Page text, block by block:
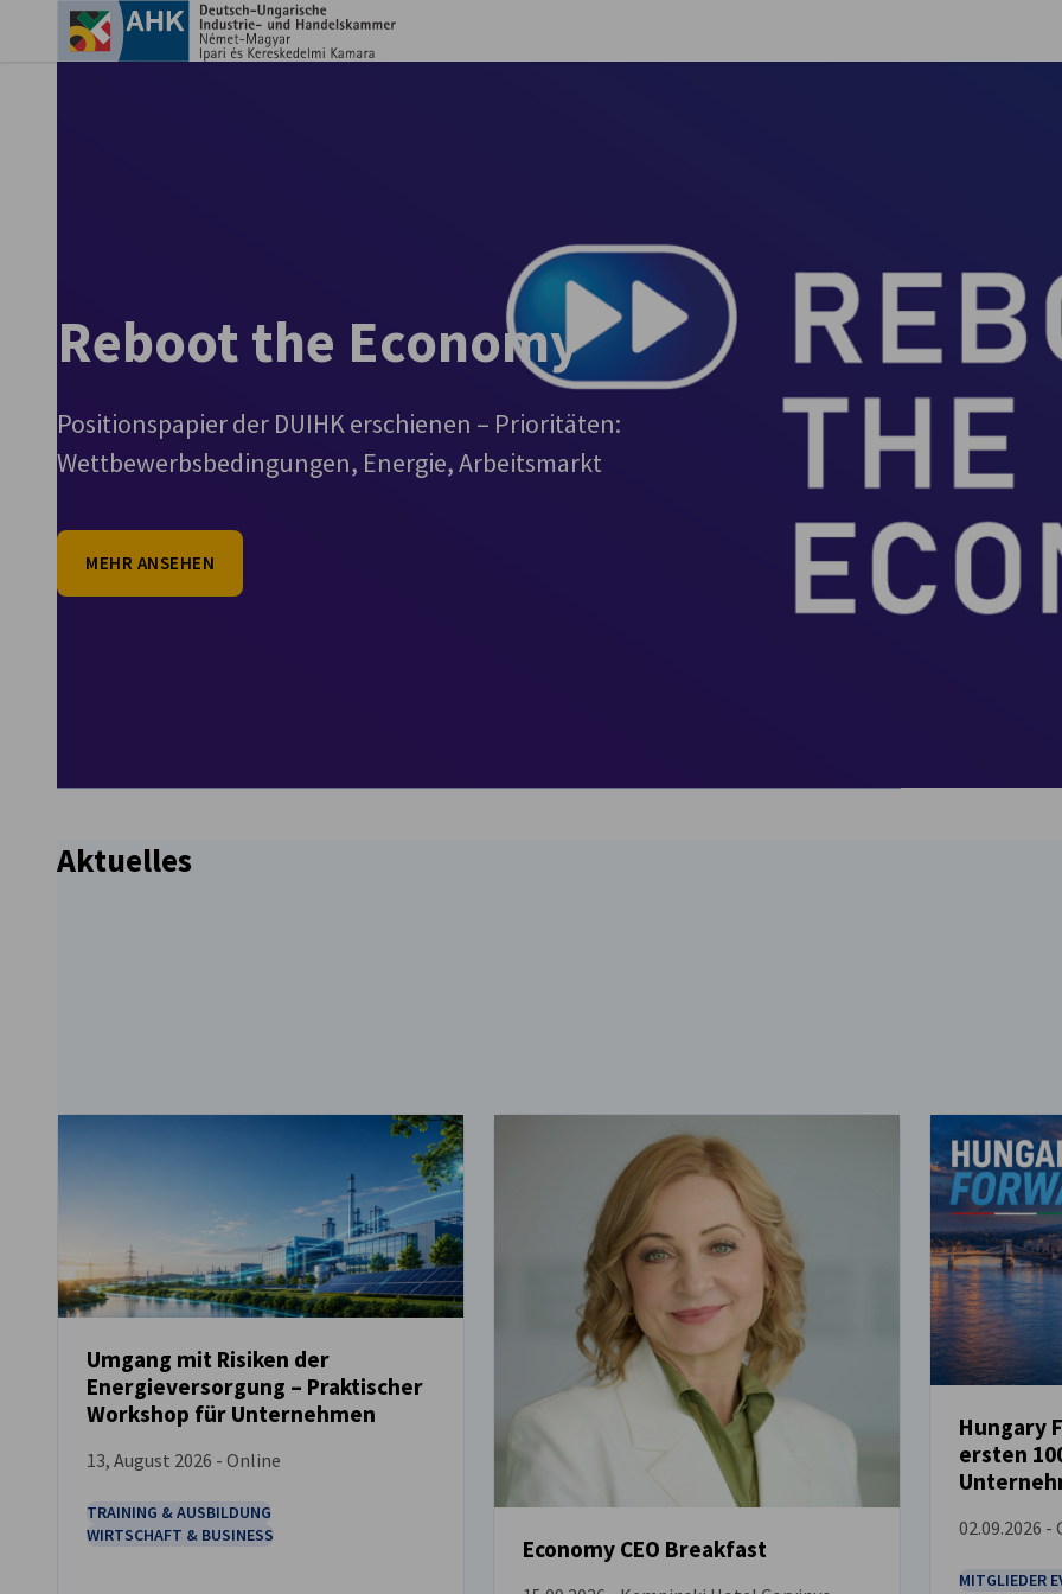
German
Reboot the Economy
Positionspapier der DUIHK erschienen – Prioritäten:
Wettbewerbsbedingungen, Energie, Arbeitsmarkt
MEHR ANSEHEN
Aktuelles
VERANSTALTUNG
Umgang mit Risiken der
Energieversorgung – Praktischer
Workshop für Unternehmen
13, August 2026 - Online
TRAINING & AUSBILDUNG
WIRTSCHAFT & BUSINESS
Economy CEO Breakfast
Hungary
ersten
02.09.2026
MITGLIEDER